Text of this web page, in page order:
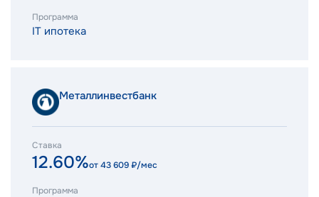
Программа
IT ипотека
Металлинвестбанк
Ставка
12.60%от43 609₽/мес
Программа